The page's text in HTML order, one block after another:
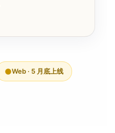
Web · 5 月底上线